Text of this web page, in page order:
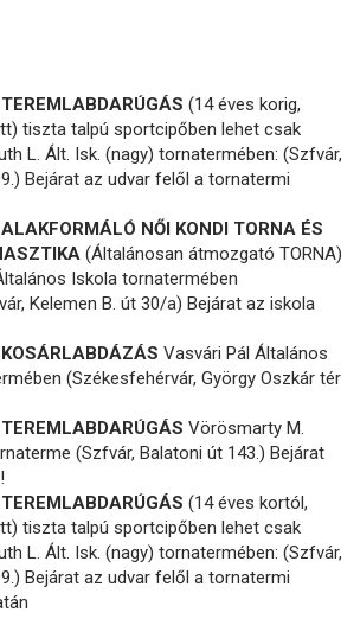
(14 éves korig,
tiszta talpú sportcipőben lehet csak
L. Ált. Isk. (nagy) tornatermében: (Szfvár,
Bejárat az udvar felől a tornatermi
NŐI KONDI TORNA ÉS
(Általánosan átmozgató TORNA)
Iskola tornatermében
Kelemen B. út 30/a) Bejárat az iskola
Vasvári Pál Általános
(Székesfehérvár, György Oszkár tér
Vörösmarty M.
(Szfvár, Balatoni út 143.) Bejárat
(14 éves kortól,
tiszta talpú sportcipőben lehet csak
L. Ált. Isk. (nagy) tornatermében: (Szfvár,
Bejárat az udvar felől a tornatermi